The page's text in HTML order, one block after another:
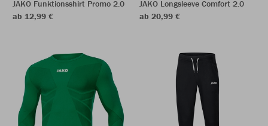
JAKO Funktionsshirt Promo 2.0
ab 12,99 €
JAKO Longsleeve Comfort 2.0
ab 20,99 €